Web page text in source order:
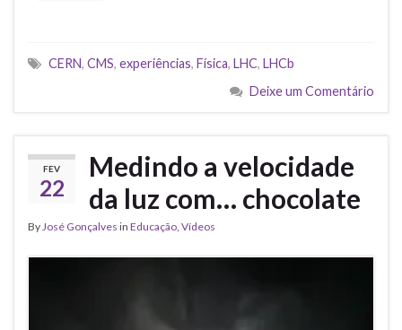
CERN, CMS, experiências, Física, LHC, LHCb
Deixe um Comentário
FEV
22
Medindo a velocidade
da luz com… chocolate
ByJosé Gonçalves in Educação, Vídeos